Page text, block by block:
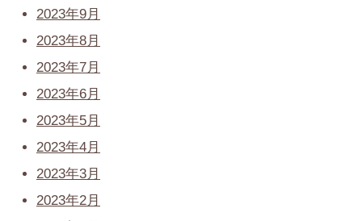
2023年9月
2023年8月
2023年7月
2023年6月
2023年5月
2023年4月
2023年3月
2023年2月